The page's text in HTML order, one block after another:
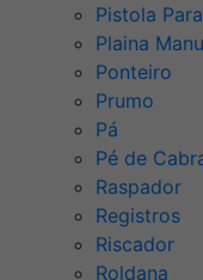
Pistola
Plaina
Ponteiro
Prumo
Pá
Pé de
Raspador
Registros
Riscador
Roldana